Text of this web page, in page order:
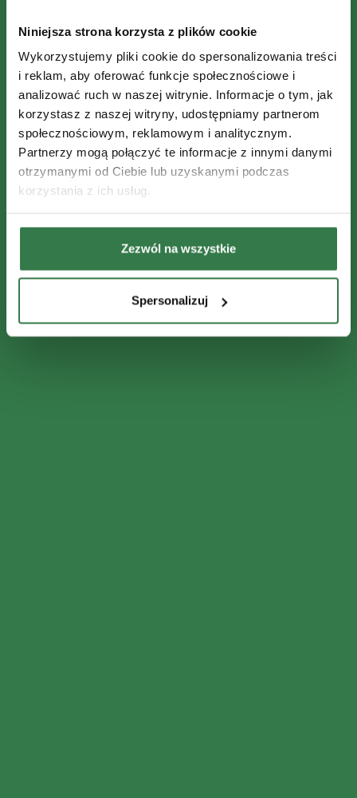
Niniejsza strona korzysta z plików cookie
Wykorzystujemy pliki cookie do spersonalizowania treści
i reklam, aby oferować funkcje społecznościowe i
analizować ruch w naszej witrynie. Informacje o tym, jak
korzystasz z naszej witryny, udostępniamy partnerom
społecznościowym, reklamowym i analitycznym.
Partnerzy mogą połączyć te informacje z innymi danymi
otrzymanymi od Ciebie lub uzyskanymi podczas
korzystania z ich usług.
Zezwól na wszystkie
Spersonalizuj